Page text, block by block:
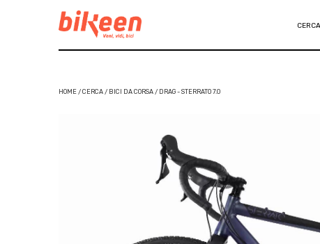
CERCA
HOME / CERCA / BICI DA CORSA / DRAG - STERRATO 7.0